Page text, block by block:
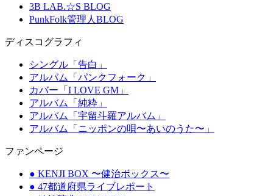
3B LAB.☆S BLOG
PunkFolk管理人BLOG
ディスコグラフィ
シングル「告白」
アルバム「パンクフォーク」
カバー「I LOVE GM」
アルバム「純粋」
アルバム「宇留斗羅アルバム」
アルバム「ニッポンの唄〜あいのうた〜」
ファンページ
● KENJI BOX 〜健治ボックス〜
● 47都道府県ライブレポート